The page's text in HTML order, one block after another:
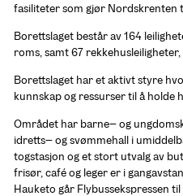
fasiliteter som gjør Nordskrenten
Borettslaget består av 164
roms, samt 67
Borettslaget har et aktivt styre
kunnskap og ressurser til å holde
Området har barne– og
idretts– og svømmehall i
togstasjon og et stort utvalg av
frisør, café og leger er i
Hauketo går Flybussekspressen